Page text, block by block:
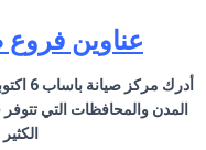
عناوين فروع
أدرك
المدن والمحافظات التي